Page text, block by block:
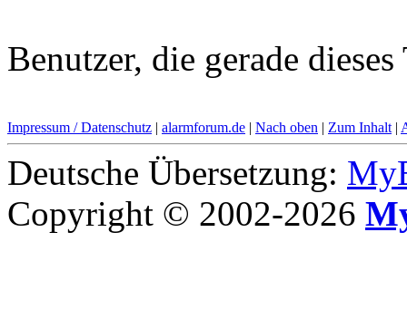
Benutzer, die gerade
Impressum / Datenschutz | alarmforum.de | Nach oben | Zum Inhalt |
Deutsche Übersetzung:
Copyright © 2002-2026